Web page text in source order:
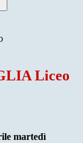
Liceo
martedì